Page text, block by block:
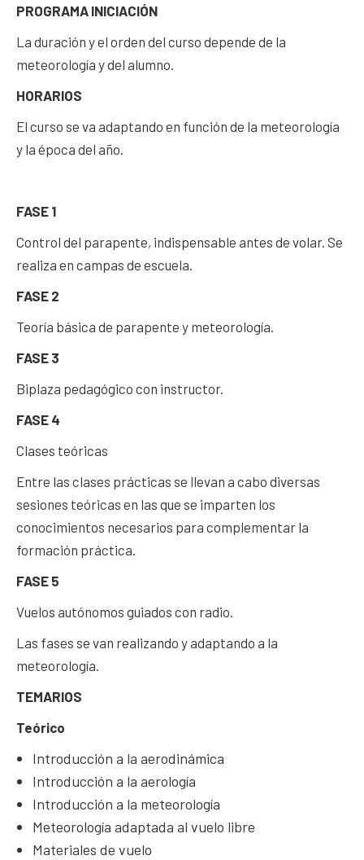
PROGRAMA INICIACIÓN
La duración y el orden del curso depende de la
meteorología y del alumno.
HORARIOS
El curso se va adaptando en función de la meteorología
y la época del año.
FASE 1
Control del parapente, indispensable antes de volar. Se
realiza en campas de escuela.
FASE 2
Teoría básica de parapente y meteorología.
FASE 3
Biplaza pedagógico con instructor.
FASE 4
Clases teóricas
Entre las clases prácticas se llevan a cabo diversas
sesiones teóricas en las que se imparten los
conocimientos necesarios para complementar la
formación práctica.
FASE 5
Vuelos autónomos guiados con radio.
Las fases se van realizando y adaptando a la
meteorología.
TEMARIOS
Teórico
Introducción a la aerodinámica
Introducción a la aerología
Introducción a la meteorología
Meteorología adaptada al vuelo libre
Materiales de vuelo